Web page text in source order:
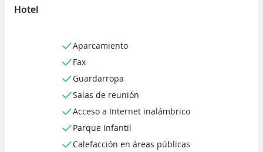
Hotel
Aparcamiento
Fax
Guardarropa
Salas de reunión
Acceso a Internet inalámbrico
Parque Infantil
Calefacción en áreas públicas